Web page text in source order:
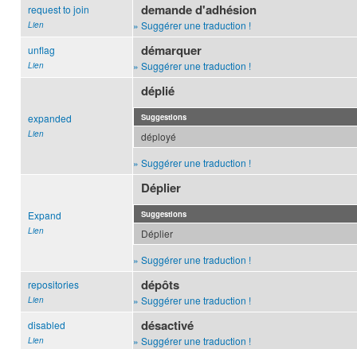
request to join
Lien
demande d'adhésion
» Suggérer une traduction !
unflag
Lien
démarquer
» Suggérer une traduction !
expanded
Lien
déplié
Suggestions
déployé
» Suggérer une traduction !
Expand
Lien
Déplier
Suggestions
Déplier
» Suggérer une traduction !
repositories
Lien
dépôts
» Suggérer une traduction !
disabled
Lien
désactivé
» Suggérer une traduction !